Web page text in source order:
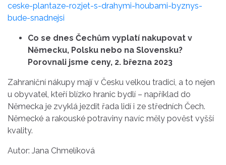
ceske-plantaze-rozjet-s-drahymi-houbami-byznys-
bude-snadnejsi
Co se dnes Čechům vyplatí nakupovat v
Německu, Polsku nebo na Slovensku?
Porovnali jsme ceny, 2. března 2023
Zahraniční nákupy mají v Česku velkou tradici, a to nejen
u obyvatel, kteří blízko hranic bydlí – například do
Německa je zvyklá jezdit řada lidí i ze středních Čech.
Německé a rakouské potraviny navíc měly pověst vyšší
kvality.
Autor: Jana Chmelíková